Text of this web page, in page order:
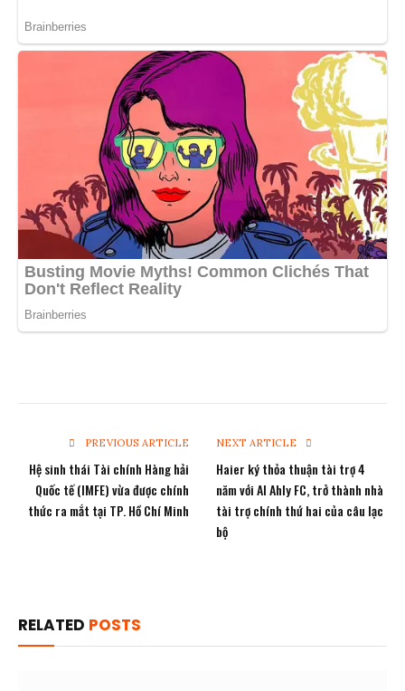
PREVIOUS ARTICLE
Hệ sinh thái Tài chính Hàng hải
Quốc tế (IMFE) vừa được chính
thức ra mắt tại TP. Hồ Chí Minh
NEXT ARTICLE
Haier ký thỏa thuận tài trợ 4
năm với Al Ahly FC, trở thành nhà
tài trợ chính thứ hai của câu lạc
bộ
RELATED POSTS